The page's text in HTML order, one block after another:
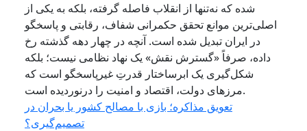
شده که نه‌تنها از انقلاب فاصله گرفته، بلکه به یکی از
اصلی‌ترین موانع تحقق حکمرانی شفاف، رقابتی و پاسخگو
در ایران تبدیل شده است. آنچه در چهار دهه گذشته رخ
داده، صرفاً «گسترش نقش» یک نهاد نظامی نیست؛ بلکه
شکل‌گیری یک ابرساختار قدرتِ غیرپاسخگو است که
مرزهای دولت، اقتصاد و امنیت را درنوردیده است.
تعویق مذاکره؛ بازی با مصالح کشور یا بحران در
تصمیم‌گیری؟